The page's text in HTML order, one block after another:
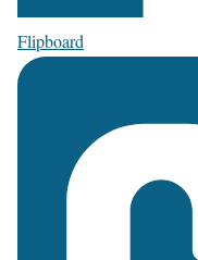
Flipboard